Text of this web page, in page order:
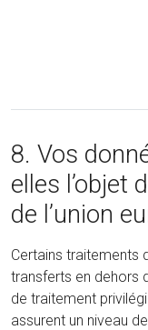
8. Vos
elles l’objet
de l’union
Certains traitements
transferts en dehors
de traitement
assurent un niveau